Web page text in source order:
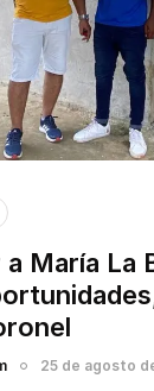
María La
25 de agosto